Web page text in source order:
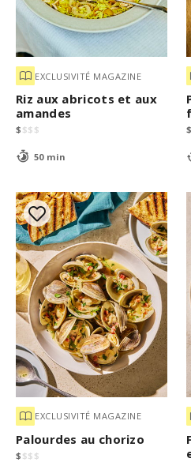
EXCLUSIVITÉ MAGAZINE
Riz aux abricots et aux
amandes
$ $$ $
50 min
$
EXCLUSIVITÉ MAGAZINE
Palourdes au chorizo
$ $$ $